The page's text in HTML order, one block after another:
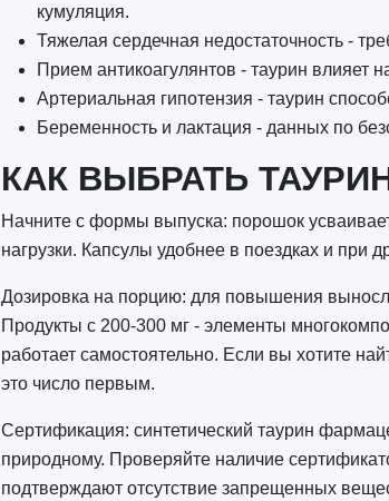
кумуляция.
Тяжелая сердечная недостаточность -
Прием антикоагулянтов - таурин влияет
Артериальная гипотензия - таурин
Беременность и лактация - данных по
КАК ВЫБРАТЬ
Начните с формы выпуска: порошок
нагрузки. Капсулы удобнее в поездках и при
Дозировка на порцию: для повышения
Продукты с 200-300 мг - элементы
работает самостоятельно. Если вы хотите
это число первым.
Сертификация: синтетический таурин
природному. Проверяйте наличие
подтверждают отсутствие запрещенных